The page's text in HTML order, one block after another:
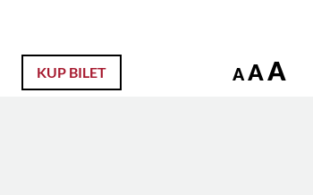
KUP BILET A A A